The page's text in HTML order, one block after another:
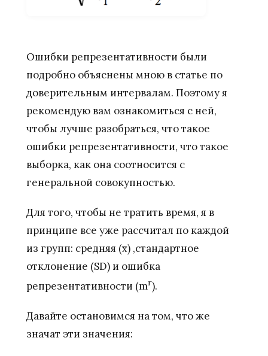
Ошибки репрезентативности были
подробно объяснены мною в статье по
доверительным интервалам. Поэтому я
рекомендую вам ознакомиться с ней,
чтобы лучше разобраться, что такое
ошибки репрезентативности, что такое
выборка, как она соотносится с
генеральной совокупностью.
Для того, чтобы не тратить время, я в
принципе все уже рассчитал по каждой
из групп: средняя (x̅) ,стандартное
отклонение (SD) и ошибка
репрезентативности (mr).
Давайте остановимся на том, что же
значат эти значения: